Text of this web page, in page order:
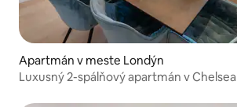
Apartmán v meste Londýn
Luxusný 2-spálňový apartmán v Chelsea